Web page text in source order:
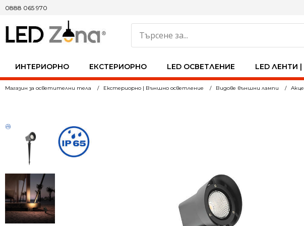
ИНТЕРИОРНО ЕКСТЕРИОРНО LED ОСВЕТЛЕНИЕ LED ЛЕНТИ
0888 065 970
Магазин за осветителни тела Екстериорно | Външно осветление Видове външни лампи